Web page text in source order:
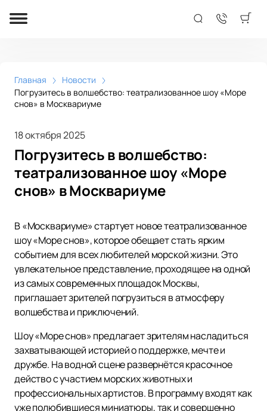
Главная
Новости
Погрузитесь в волшебство: театрализованное шоу «Море
снов» в Москвариуме
18 октября 2025
Погрузитесь в волшебство:
театрализованное шоу «Море
снов» в Москвариуме
В «Москвариуме» стартует новое театрализованное
шоу «Море снов», которое обещает стать ярким
событием для всех любителей морской жизни. Это
увлекательное представление, проходящее на одной
из самых современных площадок Москвы,
приглашает зрителей погрузиться в атмосферу
волшебства и приключений.
Шоу «Море снов» предлагает зрителям насладиться
захватывающей историей о поддержке, мечте и
дружбе. На водной сцене развернётся красочное
действо с участием морских животных и
профессиональных артистов. В программу входят как
уже полюбившиеся миниатюры, так и совершенно